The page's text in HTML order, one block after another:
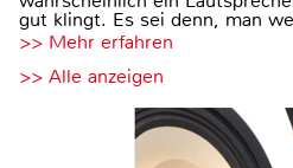
gut klingt. Es sei denn, man
>> Mehr erfahren
>> Alle anzeigen